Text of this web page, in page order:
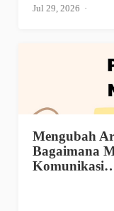
Jul 29, 2026
Mengubah
Bagaimana